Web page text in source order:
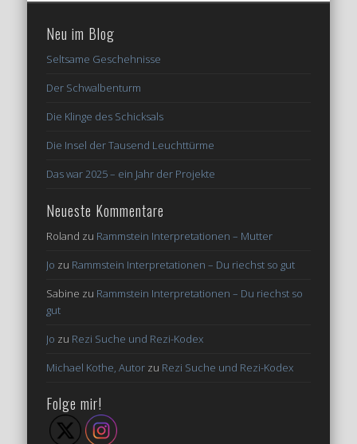
Neu im Blog
Seltsame Geschehnisse
Der Schwalbenturm
Die Klinge des Schicksals
Die Insel der Tausend Leuchttürme
Das war 2025 – ein Jahr der Projekte
Neueste Kommentare
Roland zu Rammstein Interpretationen – Mutter
Jo zu Rammstein Interpretationen – Du riechst so gut
Sabine zu Rammstein Interpretationen – Du riechst so
gut
Jo zu Rezi Suche und Rezi-Kodex
Michael Kothe, Autor zu Rezi Suche und Rezi-Kodex
Folge mir!